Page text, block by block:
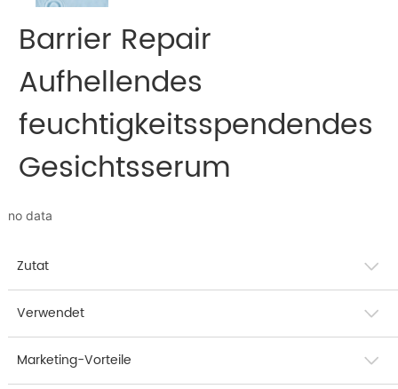
Barrier Repair
Aufhellendes
feuchtigkeitsspendendes
Gesichtsserum
no data
Zutat
Verwendet
Marketing-Vorteile